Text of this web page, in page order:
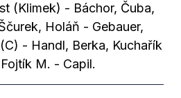
(Klimek) - Báchor, Čuba,
Holáň - Gebauer,
- Handl, Berka, Kuchařík
M. - Capil.